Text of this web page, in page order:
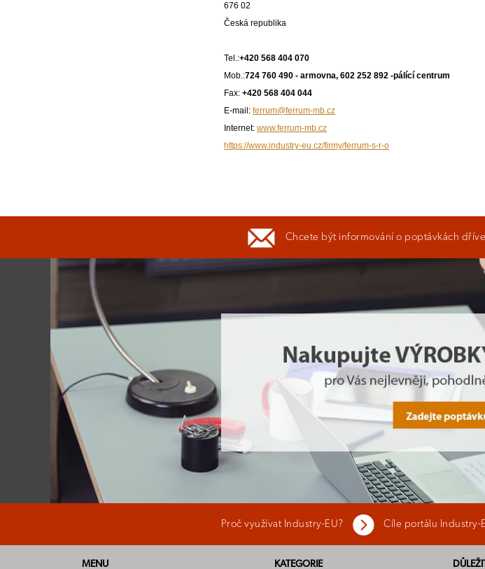
676 02
Česká republika
Tel.:+420 568 404 070
Mob.:724 760 490 - armovna, 602 252 892 -pálící centrum
Fax: +420 568 404 044
E-mail: ferrum@ferrum-mb.cz
Internet: www.ferrum-mb.cz
https://www.industry-eu.cz/firmy/ferrum-s-r-o
Chcete být informování o poptávkách
Proč využívat Industry-EU? Cíle portálu Industry-
MENU KATEGORIE